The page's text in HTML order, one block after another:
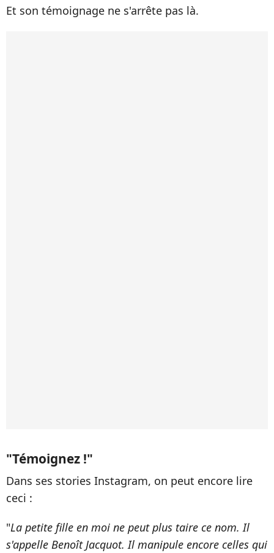
Et son témoignage ne s'arrête pas là.
"Témoignez !"
Dans ses stories Instagram, on peut encore lire
ceci :
"La petite fille en moi ne peut plus taire ce nom. Il
s'appelle Benoît Jacquot. Il manipule encore celles qui